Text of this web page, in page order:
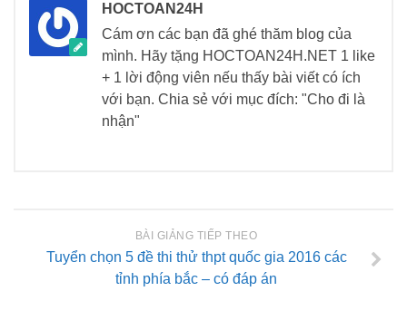
HOCTOAN24H
Cám ơn các bạn đã ghé thăm blog của
mình. Hãy tặng HOCTOAN24H.NET 1 like
+ 1 lời động viên nếu thấy bài viết có ích
với bạn. Chia sẻ với mục đích: "Cho đi là
nhận"
BÀI GIẢNG TIẾP THEO
Tuyển chọn 5 đề thi thử thpt quốc gia 2016 các
tỉnh phía bắc – có đáp án